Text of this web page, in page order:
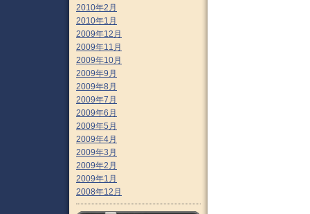
2010年2月
2010年1月
2009年12月
2009年11月
2009年10月
2009年9月
2009年8月
2009年7月
2009年6月
2009年5月
2009年4月
2009年3月
2009年2月
2009年1月
2008年12月